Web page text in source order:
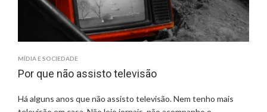
MÍDIA E SOCIEDADE
Por que não assisto televisão
Há alguns anos que não assisto televisão. Nem tenho mais